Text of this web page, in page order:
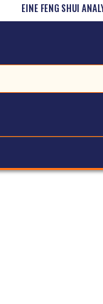
EINE FENG SHUI ANALYSE